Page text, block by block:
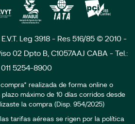
Leg 3918 - Res 516/85 © 2010 -
02 Dpto B, C1057AAJ CABA - Tel.:
011 5254-8900
realizada de forma online o
máximo de 10 días corridos desde
la compra (Disp. 954/2025)
tarifas aéreas se rigen por la política